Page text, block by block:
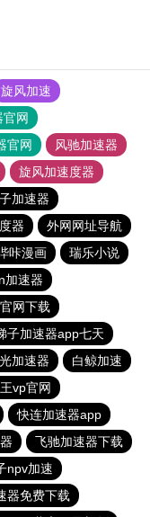
旋风加速
官网
官网
风驰加速器
旋风加速度器
加速器
器
外网网址导航
咔漫画
瑞乐小说
加速器
网下载
子加速器app七天
加速器
白鲸加速
vp官网
快连加速器app
飞驰加速器下载
npv加速
器免费下载